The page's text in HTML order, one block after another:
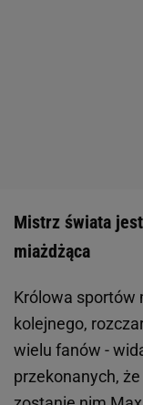
Mistrz świata
miażdżąca
Królowa sportów
kolejnego,
wielu fanów -
przekonanych,